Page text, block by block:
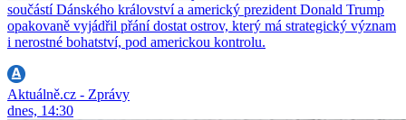
součástí Dánského království a americký prezident Donald Trump
opakovaně vyjádřil přání dostat ostrov, který má strategický význam
i nerostné bohatství, pod americkou kontrolu.
Aktuálně.cz - Zprávy
dnes, 14:30